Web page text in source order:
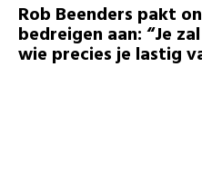
Rob Beenders pakt
bedreigen aan: “Je
wie precies je lastig